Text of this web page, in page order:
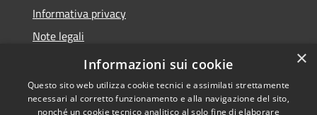
Informativa privacy
Note legali
Dichiarazione di accessibilità
×
Informazioni sui cookie
Questo sito web utilizza cookie tecnici e assimilati strettamente
necessari al corretto funzionamento e alla navigazione del sito,
nonché un cookie tecnico analitico al solo fine di elaborare